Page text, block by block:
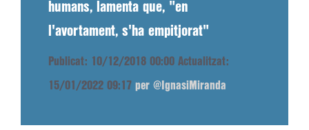
humans, lamenta que, "en
l'avortament, s'ha empitjorat"
Publicat: 10/12/2018 00:00 Actualitzat:
15/01/2022 09:17 per @IgnasiMiranda